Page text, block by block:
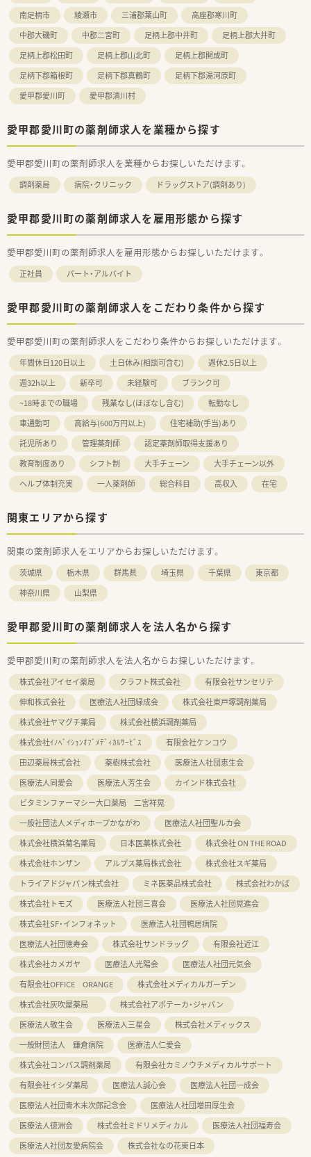
南足柄市
綾瀬市 三浦郡葉山町
高座郡寒川町
中郡大磯町
中郡二宮町 足柄上郡中井町
足柄上郡大井町
足柄上郡松田町
足柄上郡山北町
足柄上郡開成町
足柄下郡箱根町
足柄下郡真鶴町
足柄下郡湯河原町
愛甲郡愛川町
愛甲郡清川村
愛甲郡愛川町の薬剤師求人を業種から探す
愛甲郡愛川町の薬剤師求人を業種からお探しいただけます。
調剤薬局 病院・クリニック ドラッグストア(調剤あり)
愛甲郡愛川町の薬剤師求人を雇用形態から探す
愛甲郡愛川町の薬剤師求人を雇用形態からお探しいただけます。
正社員 パート・アルバイト
愛甲郡愛川町の薬剤師求人をこだわり条件から探す
愛甲郡愛川町の薬剤師求人をこだわり条件からお探しいただけます。
年間休日120日以上 土日休み(相談可含む)
週休2.5日以上
週32h以上
新卒可 未経験可
ブランク可
~18時までの職場
残業なし(ほぼなし含む)
転勤なし
車通勤可
高給与(600万円以上)
住宅補助(手当)あり
託児所あり
管理薬剤師
認定薬剤師取得支援あり
教育制度あり
シフト制 大手チェーン
大手チェーン以外
ヘルプ体制充実
一人薬剤師 総合科目 高収入 在宅
関東エリアから探す
関東の薬剤師求人をエリアからお探しいただけます。
茨城県 栃木県 群馬県 埼玉県 千葉県
東京都
神奈川県
山梨県
愛甲郡愛川町の薬剤師求人を法人名から探す
愛甲郡愛川町の薬剤師求人を法人名からお探しいただけます。
株式会社アイセイ薬局 クラフト株式会社
有限会社サンセリテ
伸和株式会社
医療法人社団緑成会
株式会社東戸塚調剤薬局
株式会社ヤマグチ薬局
株式会社横浜調剤薬局
株式会社ｲﾉﾍﾞｲｼｮﾝｵﾌﾞﾒﾃﾞｨｶﾙｻｰﾋﾞｽ
有限会社ケンコウ
田辺薬局株式会社
薬樹株式会社
医療法人社団恵生会
医療法人同愛会
医療法人芳生会
カインド株式会社
ビタミンファーマシー大口薬局 二宮祥晃
一般社団法人メディホープかながわ
医療法人社団聖ルカ会
株式会社横浜菊名薬局
日本医薬株式会社
株式会社 ON THE ROAD
株式会社ホンザン
アルプス薬局株式会社
株式会社スギ薬局
トライアドジャパン株式会社
ミネ医薬品株式会社
株式会社わかば
株式会社トモズ
医療法人社団三喜会
医療法人社団晃進会
株式会社SF・インフォネット
医療法人社団鴨居病院
医療法人社団徳寿会
株式会社サンドラッグ
有限会社近江
株式会社カメガヤ
医療法人光陽会
医療法人社団元気会
有限会社OFFICE ORANGE
株式会社メディカルガーデン
株式会社灰吹屋薬局
株式会社アポテーカ・ジャパン
医療法人敬生会
医療法人三星会
株式会社メディックス
一般財団法人 鎌倉病院
医療法人仁愛会
株式会社コンパス調剤薬局
有限会社カミノウチメディカルサポート
有限会社イシダ薬局
医療法人誠心会
医療法人社団一成会
医療法人社団青木末次郎記念会
医療法人社団増田厚生会
医療法人徳洲会
株式会社ミドリメディカル
医療法人社団福寿会
医療法人社団友愛病院会
株式会社なの花東日本